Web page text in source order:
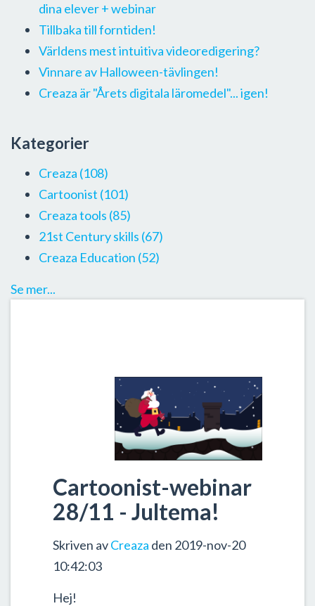
Cartoonist-webinar
28/11 - Jultema!
Skriven avCreaza den 2019-nov-20
10:42:03
Hej!
dina elever + webinar
Tillbaka till forntiden!
Världens mest intuitiva videoredigering?
Vinnare av Halloween-tävlingen!
Creaza är "Årets digitala läromedel"... igen!
Kategorier
Creaza (108)
Cartoonist (101)
Creaza tools (85)
21st Century skills (67)
Creaza Education (52)
Se mer...